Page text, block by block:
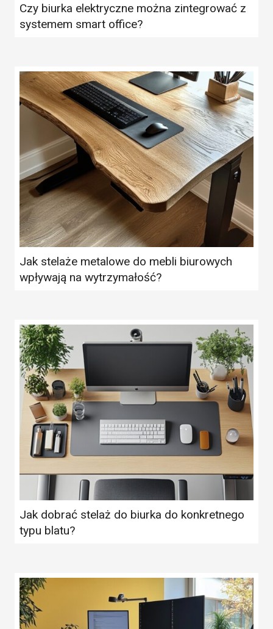
Czy biurka elektryczne można zintegrować z
systemem smart office?
Jak stelaże metalowe do mebli biurowych
wpływają na wytrzymałość?
Jak dobrać stelaż do biurka do konkretnego
typu blatu?